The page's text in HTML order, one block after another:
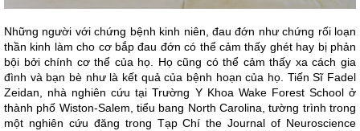
Những người với chứng bệnh kinh niên, đau đớn như chứng rối loạn
thần kinh làm cho cơ bắp đau đớn có thể cảm thấy ghét hay bị phản
bội bởi chính cơ thể của họ. Họ cũng có thể cảm thấy xa cách gia
đình và bạn bè như là kết quả của bệnh hoạn của họ. Tiến Sĩ Fadel
Zeidan, nhà nghiên cứu tại Trường Y Khoa Wake Forest School ở
thành phố Wiston-Salem, tiểu bang North Carolina, tường trình trong
một nghiên cứu đăng trong Tạp Chí the Journal of Neuroscience